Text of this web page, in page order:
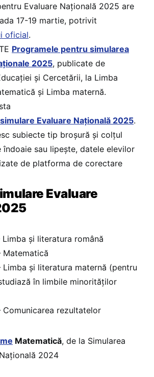
Evaluare Națională 2025 are
17-19 martie, potrivit
oficial.
Programele pentru simularea
2025, publicate de
și Cercetării, la Limba
și Limba maternă.
Evaluare Națională 2025.
subiecte tip broșură și colțul
îndoaie sau lipește, datele elevilor
de platforma de corectare
Evaluare
Limba și literatura română
Matematică
Limba și literatura maternă (pentru
în limbile minorităților
Comunicarea rezultatelor
Matematică, de la Simularea
2024